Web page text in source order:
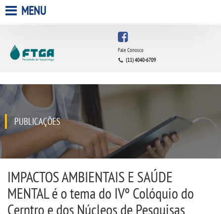
A FACULDADE
QUEM SOMOS
INFRAESTRUTURA
BIBLIOTECA
CPA
MENU
Fale Conosco
(11) 4040-6709
PUBLICAÇÕES
IMPACTOS AMBIENTAIS E SAÚDE
MENTAL é o tema do IVº Colóquio do
Cerntro e dos Núcleos de Pesquisas